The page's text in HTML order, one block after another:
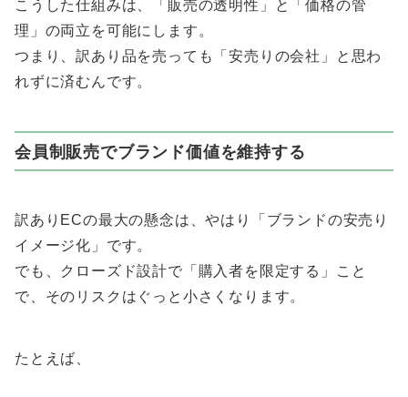
こうした仕組みは、「販売の透明性」と「価格の管
理」の両立を可能にします。
つまり、訳あり品を売っても「安売りの会社」と思わ
れずに済むんです。
会員制販売でブランド価値を維持する
訳ありECの最大の懸念は、やはり「ブランドの安売り
イメージ化」です。
でも、クローズド設計で「購入者を限定する」こと
で、そのリスクはぐっと小さくなります。
たとえば、